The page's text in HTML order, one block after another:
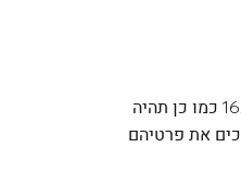
6. בחירת הזוכה תבוצע על ידי וועדת הבחירה ביום 16.02.2025 והודעה על זהותם של הזוכים תפורסם בדפי הפעילות ברשתות החברתיות, לכל המאוחר עד ליום 16.02.2025 כמו כן תהיה
את פרטיהם